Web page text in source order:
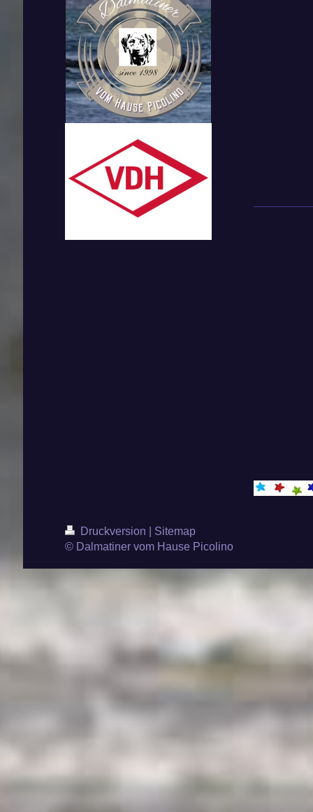
Druckversion
Sitemap
© Dalmatiner vom Hause Picolino